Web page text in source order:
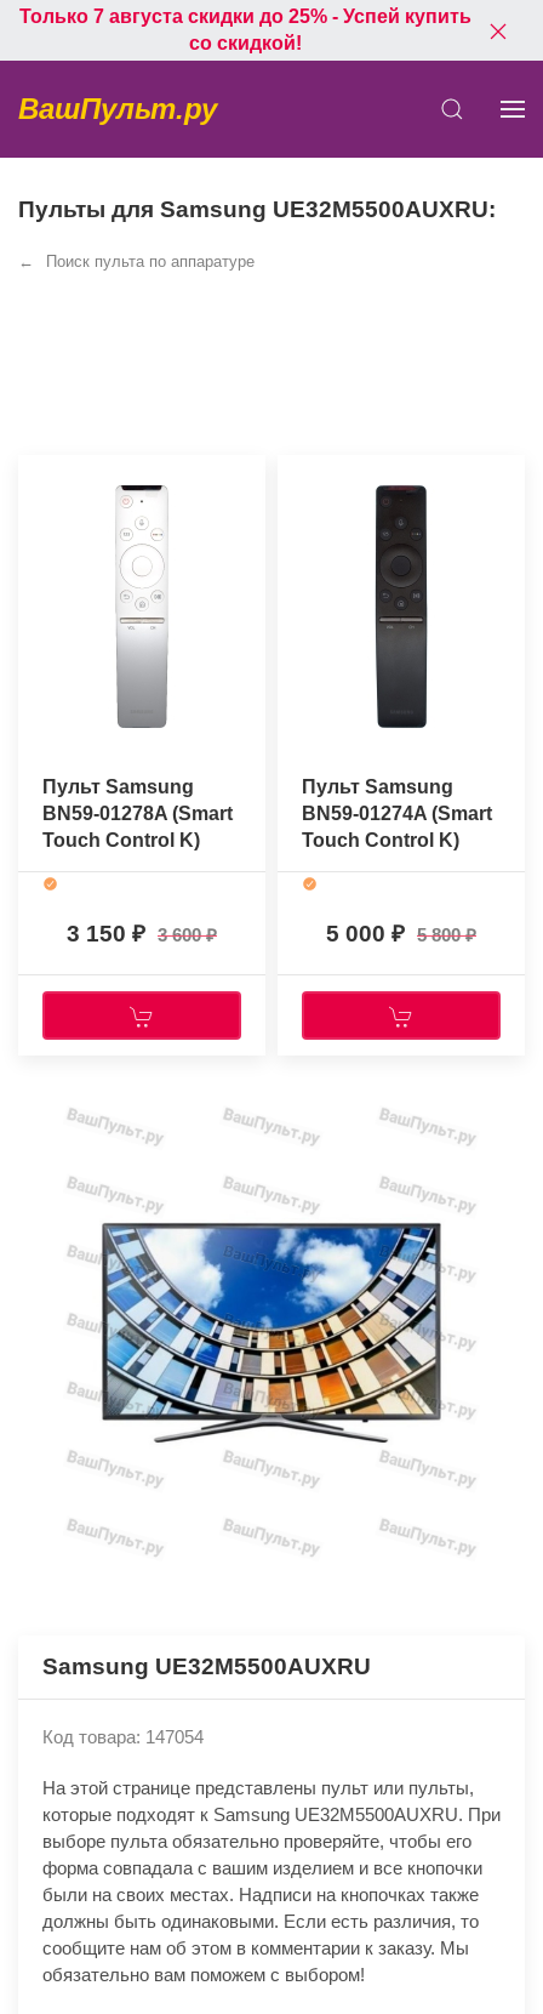
Только 7 августа скидки до 25% - Успей купить
со скидкой!
ВашПульт.ру
Пульты для Samsung UE32M5500AUXRU:
Поиск пульта по аппаратуре
Пульт Samsung
BN59-01278A (Smart
Touch Control K)
(оригинальный)
3 150 3 600
Пульт Samsung
BN59-01274A (Smart
Touch Control K)
(оригинальный)
5 000 5 800
Samsung UE32M5500AUXRU
Код товара: 147054
На этой странице представлены пульт или пульты,
которые подходят к Samsung UE32M5500AUXRU. При
выборе пульта обязательно проверяйте, чтобы его
форма совпадала с вашим изделием и все кнопочки
были на своих местах. Надписи на кнопочках также
должны быть одинаковыми. Если есть различия, то
сообщите нам об этом в комментарии к заказу. Мы
обязательно вам поможем с выбором!